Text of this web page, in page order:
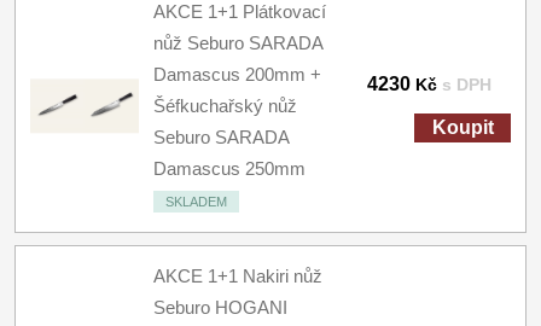
AKCE 1+1 Plátkovací
nůž Seburo SARADA
Damascus 200mm +
Šéfkuchařský nůž
Seburo SARADA
Damascus 250mm
SKLADEM
4230 Kč s DPH
Koupit
AKCE 1+1 Nakiri nůž
Seburo HOGANI